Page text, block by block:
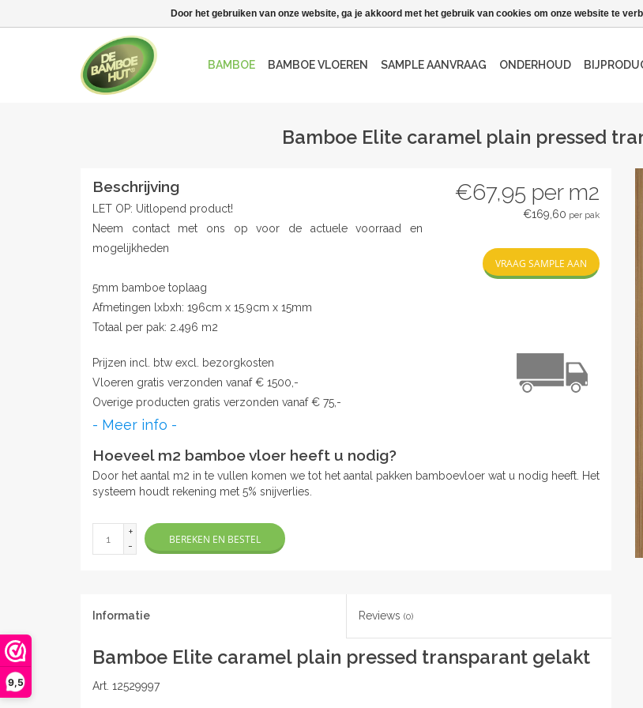
9,5
BAMBOE BAMBOE VLOEREN SAMPLE AANVRAAG ONDERHOUD
Bamboe Elite caramel plain pressed
Beschrijving
LET OP: Uitlopend product!
Neem contact met ons op voor de actuele voorraad en
mogelijkheden
5mm bamboe toplaag
Afmetingen lxbxh: 196cm x 15.9cm x 15mm
Totaal per pak: 2.496 m2
€67,95 per m2
€169,60 per pak
VRAAG SAMPLE AAN
Prijzen incl. btw excl. bezorgkosten
Vloeren gratis verzonden vanaf € 1500,-
Overige producten gratis verzonden vanaf € 75,-
- Meer info -
Hoeveel m2 bamboe vloer heeft u nodig?
Door het aantal m2 in te vullen komen we tot het aantal pakken bamboevloer wat u nodig heeft. Het
systeem houdt rekening met 5% snijverlies.
+
-
BEREKEN EN BESTEL
Informatie Reviews (0)
Bamboe Elite caramel plain pressed transparant gelakt
Art. 12529997
Door het gebruiken van onze website, ga je akkoord met het gebruik van cookies om onze website te